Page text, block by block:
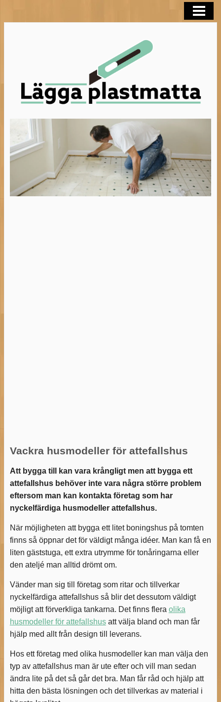
BLOGG
Vackra husmodeller för attefallshus
Att bygga till kan vara krångligt men att bygga ett
attefallshus behöver inte vara några större problem
eftersom man kan kontakta företag som har
nyckelfärdiga husmodeller attefallshus.
När möjligheten att bygga ett litet boningshus på tomten
finns så öppnar det för väldigt många idéer. Man kan få en
liten gäststuga, ett extra utrymme för tonåringarna eller
den ateljé man alltid drömt om.
Vänder man sig till företag som ritar och tillverkar
nyckelfärdiga attefallshus så blir det dessutom väldigt
möjligt att förverkliga tankarna. Det finns flera olika
husmodeller för attefallshusatt välja bland och man får
hjälp med allt från design till leverans.
Hos ett företag med olika husmodeller kan man välja den
typ av attefallshus man är ute efter och vill man sedan
ändra lite på det så går det bra. Man får råd och hjälp att
hitta den bästa lösningen och det tillverkas av material i